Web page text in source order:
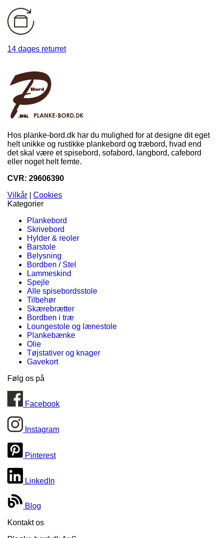
14 dages returret
Hos planke-bord.dk har du mulighed for at designe dit eget
helt unikke og rustikke plankebord og træbord, hvad end
det skal være et spisebord, sofabord, langbord, cafebord
eller noget helt femte.
CVR: 29606390
Vilkår
Cookies
Kategorier
Plankebord
Skrivebord
Hylder & reoler
Barstole
Belysning
Bordben / Stel
Lammeskind
Spejle
Alle spisebordsstole
Tilbehør
Skærebrætter
Bordben i træ
Loungestole og lænestole
Plankebænke
Olie
Tøjstativer og knager
Gavekort
Følg os på
Facebook
Instagram
Pinterest
LinkedIn
Blog
Kontakt os